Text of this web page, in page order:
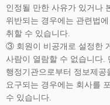
인정될 만한 사유가 있거나
위반되는 경우에는 관련법
취할 수 있습니다.
③ 회원이 비공개로 설정한
사람이 열람할 수 없습니다.
행정기관으로부터 정보제공
요구되는 경우에는 회사를
수 있습니다.